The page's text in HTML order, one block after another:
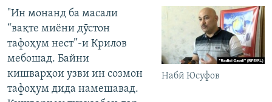
Набӣ Юсуфов
"Ин монанд ба масали
“вақте миёни дӯстон
тафоҳум нест”-и Крилов
мебошад. Байни
кишварҳои узви ин созмон
тафоҳум дида намешавад.